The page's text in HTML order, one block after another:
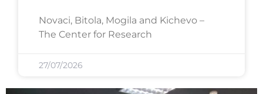
Novaci, Bitola, Mogila and Kichevo –
The Center for Research
27/07/2026